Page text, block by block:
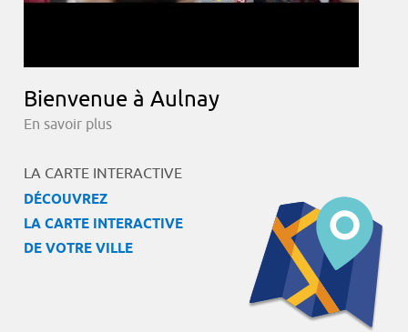
Bienvenue à Aulnay
En savoir plus
LA CARTE INTERACTIVE
DÉCOUVREZ
LA CARTE INTERACTIVE
DE VOTRE VILLE